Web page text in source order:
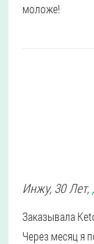
моложе!
Инжу, 30 Лет,
Заказывала
Через месяц я